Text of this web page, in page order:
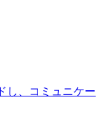
し、コミュニケー